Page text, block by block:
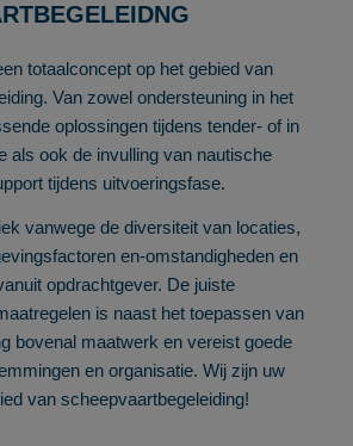
totaalconcept op het gebied van
Van zowel ondersteuning in het
oplossingen tijdens tender- of in
als ook de invulling van nautische
tijdens uitvoeringsfase.
vanwege de diversiteit van locaties,
en-omstandigheden en
opdrachtgever. De juiste
is naast het toepassen van
bovenal maatwerk en vereist goede
en organisatie. Wij zijn uw
van scheepvaartbegeleiding!